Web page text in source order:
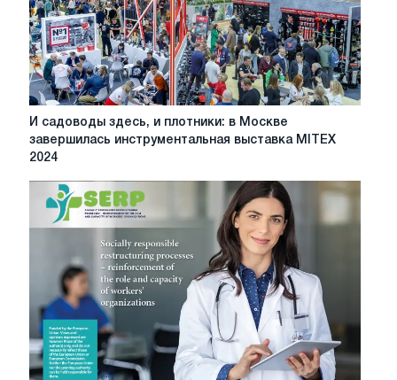
И
здесь,
плотники:
Москве
завершилась
инструментальная
выставка
MITEX
2024
И садоводы здесь, и плотники: в Москве
завершилась инструментальная выставка MITEX
2024